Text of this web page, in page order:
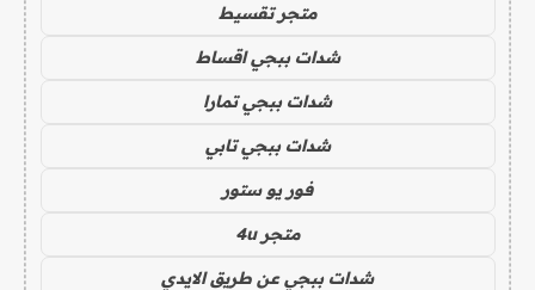
متجر تقسيط
شدات ببجي اقساط
شدات ببجي تمارا
شدات ببجي تابي
فور يو ستور
متجر 4u
شدات ببجي عن طريق الايدي